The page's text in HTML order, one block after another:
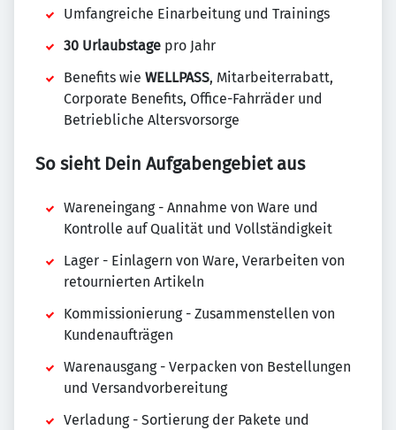
Umfangreiche Einarbeitung und Trainings
30 Urlaubstage pro Jahr
Benefits wie WELLPASS, Mitarbeiterrabatt,
Corporate Benefits, Office-Fahrräder und
Betriebliche Altersvorsorge
So sieht Dein Aufgabengebiet aus
Wareneingang - Annahme von Ware und
Kontrolle auf Qualität und Vollständigkeit
Lager - Einlagern von Ware, Verarbeiten von
retournierten Artikeln
Kommissionierung - Zusammenstellen von
Kundenaufträgen
Warenausgang - Verpacken von Bestellungen
und Versandvorbereitung
Verladung - Sortierung der Pakete und